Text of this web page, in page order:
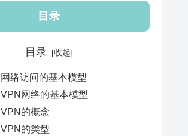
目录
目录
网络访问的基本模型
VPN网络的基本模型
VPN的概念
VPN的类型